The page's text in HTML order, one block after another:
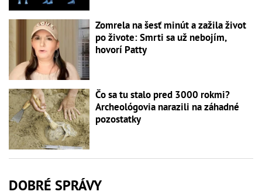
Zomrela na šesť minút a zažila život
po živote: Smrti sa už nebojím,
hovorí Patty
Čo sa tu stalo pred 3000 rokmi?
Archeológovia narazili na záhadné
pozostatky
DOBRÉ SPRÁVY